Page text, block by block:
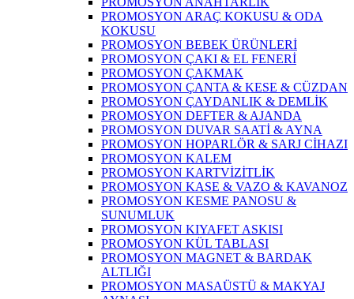
PROMOSYON ARAÇ KOKUSU & ODA
KOKUSU
PROMOSYON BEBEK ÜRÜNLERİ
PROMOSYON ÇAKI & EL FENERİ
PROMOSYON ÇAKMAK
PROMOSYON ÇANTA & KESE & CÜZDAN
PROMOSYON ÇAYDANLIK & DEMLİK
PROMOSYON DEFTER & AJANDA
PROMOSYON DUVAR SAATİ & AYNA
PROMOSYON HOPARLÖR & SARJ CİHAZI
PROMOSYON KALEM
PROMOSYON KARTVİZİTLİK
PROMOSYON KASE & VAZO & KAVANOZ
PROMOSYON KESME PANOSU &
SUNUMLUK
PROMOSYON KIYAFET ASKISI
PROMOSYON KÜL TABLASI
PROMOSYON MAGNET & BARDAK
ALTLIĞI
PROMOSYON MASAÜSTÜ & MAKYAJ